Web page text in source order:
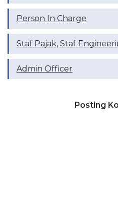
Person In Charge
Staf Pajak, Staf
Admin Officer
Posting